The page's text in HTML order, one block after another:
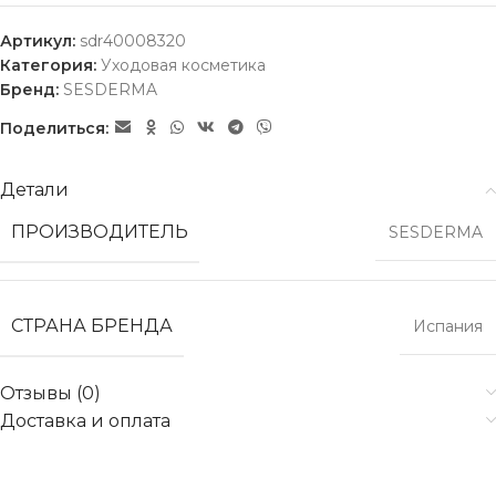
Артикул: sdr40008320
Категория: Уходовая косметика
Бренд: SESDERMA
Поделиться:
Детали
ПРОИЗВОДИТЕЛЬ
SESDERMA
СТРАНА БРЕНДА Испания
Отзывы (0)
Доставка и оплата